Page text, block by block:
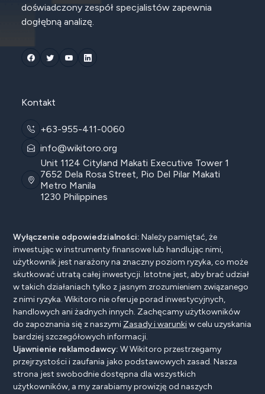
doświadczony zespół specjalistów zapewnia
dogłębną analizę.
Kontakt
+63-955-411-0060
info@wikitoro.org
Unit 1124 Cityland Makati Executive Tower 1
7652 Dela Rosa Street, Pio Del Pilar Makati
Metro Manila
1230 Philippines
Wyłączenie odpowiedzialności: Należy pamiętać, że
inwestując w instrumenty finansowe lub handlując nimi,
użytkownik jest narażony na znaczny poziom ryzyka, co może
skutkować utratą całej inwestycji. Istotne jest, aby brać udział
w takich działaniach tylko z jasnym zrozumieniem związanego
z nimi ryzyka. Wikitoro nie oferuje porad inwestycyjnych,
handlowych ani żadnych innych. Zachęcamy użytkowników
do zapoznania się z naszymi Zasady i warunkiw celu uzyskania
bardziej szczegółowych informacji.
Ujawnienie reklamodawcy: W Wikitoro przestrzegamy
przejrzystości i zaufania jako podstawowych zasad. Nasza
strona jest swobodnie dostępna dla wszystkich
użytkowników, a my zarabiamy prowizję od naszych